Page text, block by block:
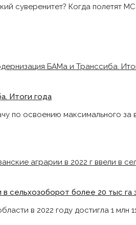
суверенитет? Когда полетят
Итоги года
по освоению максимального
в сельхозоборот более 20 тыс га
в 2022 году достигла 1 млн